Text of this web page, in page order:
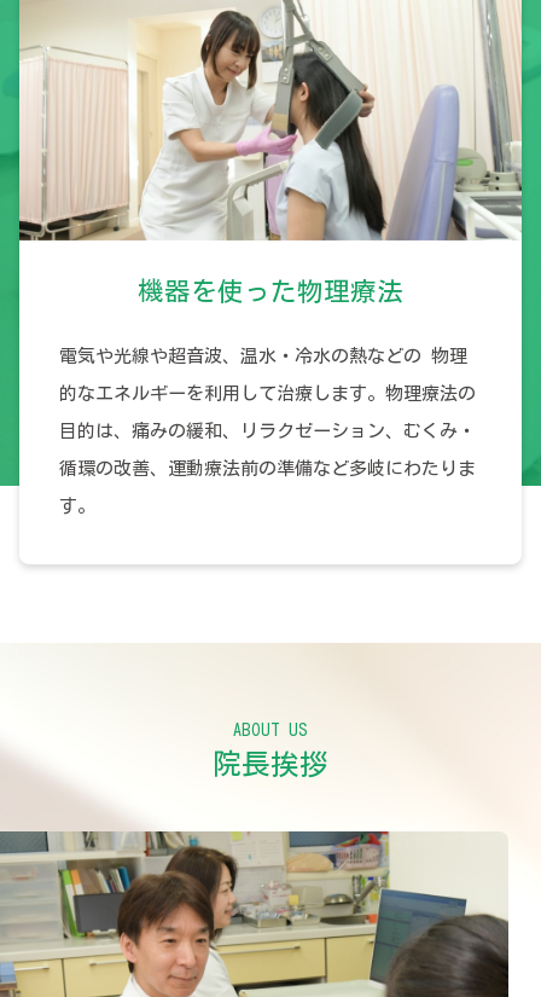
機器を使った物理療法
電気や光線や超音波、温水・冷水の熱などの 物理
的なエネルギーを利用して治療します。物理療法の
目的は、痛みの緩和、リラクゼーション、むくみ・
循環の改善、運動療法前の準備など多岐にわたりま
す。
ABOUT US
院長挨拶